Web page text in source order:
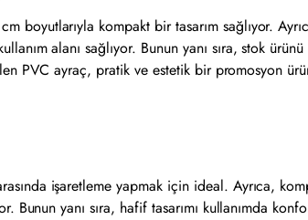
kompakt bir tasarım sağlıyor.
alanı sağlıyor. Bunun yanı sıra, stok ürünü
PVC ayraç, pratik ve estetik bir promosyon
işaretleme yapmak için ideal. Ayrıca,
yanı sıra, hafif tasarımı kullanımda